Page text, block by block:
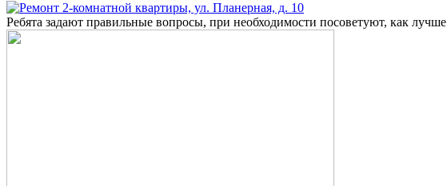
Ребята задают правильные вопросы, при необходимости посоветуют, как лучше